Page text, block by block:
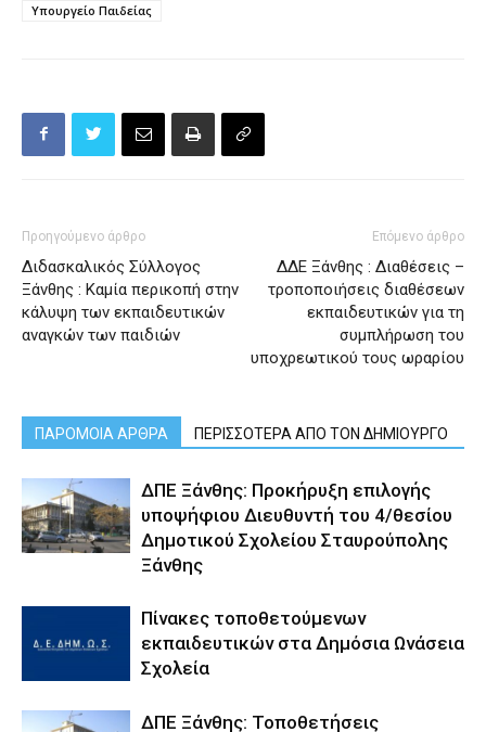
Υπουργείο Παιδείας
Προηγούμενο άρθρο
Διδασκαλικός Σύλλογος
Ξάνθης : Καμία περικοπή στην
κάλυψη των εκπαιδευτικών
αναγκών των παιδιών
Επόμενο άρθρο
ΔΔΕ Ξάνθης : Διαθέσεις –
τροποποιήσεις διαθέσεων
εκπαιδευτικών για τη
συμπλήρωση του
υποχρεωτικού τους ωραρίου
ΠΑΡΟΜΟΙΑ ΑΡΘΡΑ ΠΕΡΙΣΣΟΤΕΡΑ ΑΠΟ ΤΟΝ ΔΗΜΙΟΥΡΓΟ
ΔΠΕ Ξάνθης: Προκήρυξη επιλογής
υποψήφιου Διευθυντή του 4/θεσίου
Δημοτικού Σχολείου Σταυρούπολης
Ξάνθης
Πίνακες τοποθετούμενων
εκπαιδευτικών στα Δημόσια Ωνάσεια
Σχολεία
ΔΠΕ Ξάνθης: Τοποθετήσεις